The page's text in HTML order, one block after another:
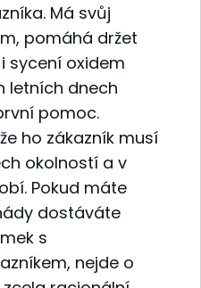
Má svůj
pomáhá držet
sycení oxidem
letních dnech
pomoc.
ho zákazník musí
okolností a v
Pokud máte
dostáváte
s
nejde o